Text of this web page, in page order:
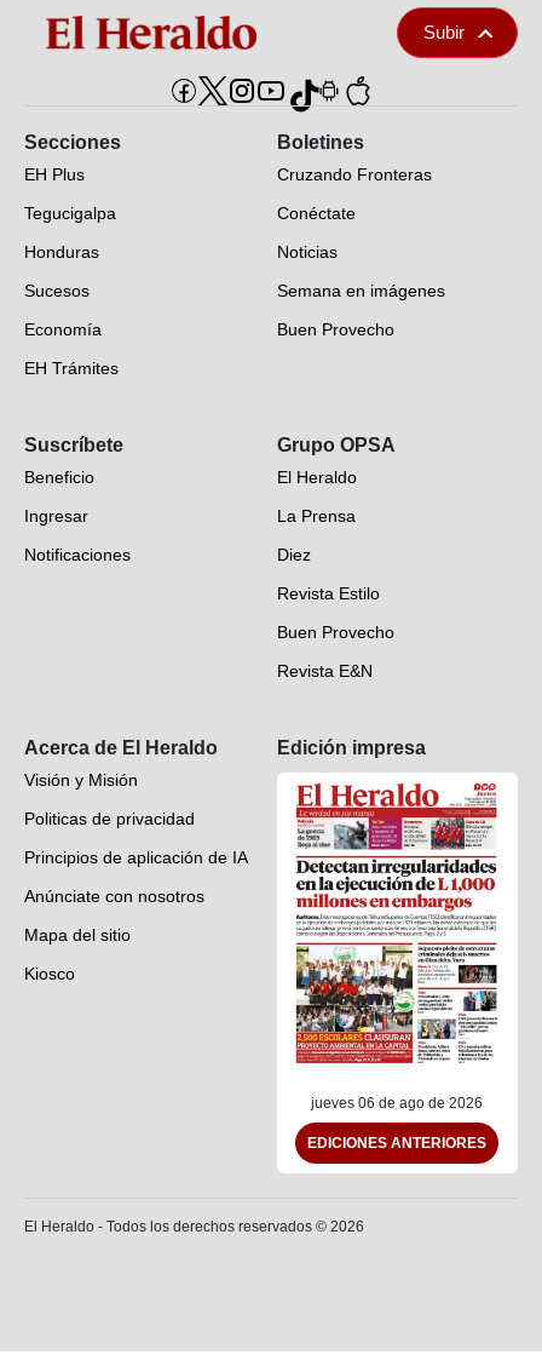
Subir
Secciones
EH Plus
Tegucigalpa
Honduras
Sucesos
Economía
EH Trámites
EH Verifica
Fotogalerías
Deportes
Videos
Boletines
Cruzando Fronteras
Conéctate
Noticias
Semana en imágenes
Buen Provecho
Suscríbete
Beneficio
Ingresar
Notificaciones
Grupo OPSA
El Heraldo
La Prensa
Diez
Revista Estilo
Buen Provecho
Revista E&N
Acerca de El Heraldo
Visión y Misión
Politicas de privacidad
Principios de aplicación de IA
Anúnciate con nosotros
Mapa del sitio
Kiosco
Edición impresa
jueves 06 de ago de 2026
EDICIONES ANTERIORES
El Heraldo - Todos los derechos reservados © 2026